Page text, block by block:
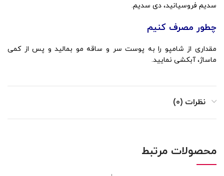
سدیم فروسیانید، دی سدیم.
چطور مصرف کنیم
مقداری از شامپو را به پوست سر و ساقه مو بمالید و پس از کمی
ماساژ، آبکشی نمایید.
نظرات (0)
محصولات مرتبط